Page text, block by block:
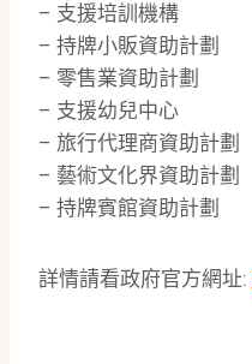
– 支援培訓機構
– 持牌小販資助計劃
– 零售業資助計劃
– 支援幼兒中心
– 旅行代理商資助計劃
– 藝術文化界資助計劃
– 持牌賓館資助計劃
詳情請看政府官方網址: